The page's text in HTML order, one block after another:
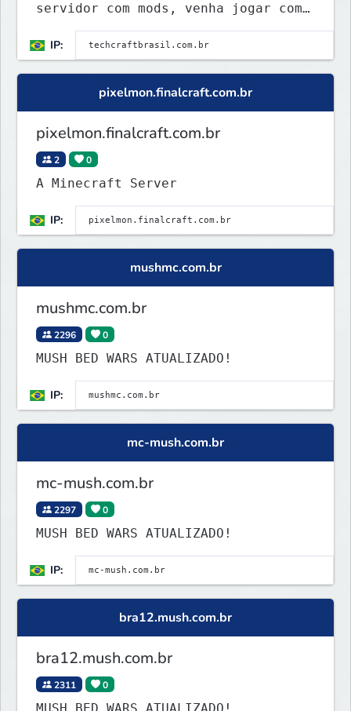
servidor com mods, venha jogar com
a gnt ★
IP:
pixelmon.finalcraft.com.br
pixelmon.finalcraft.com.br
2 0
A Minecraft Server
IP:
mushmc.com.br
mushmc.com.br
2296 0
MUSH BED WARS ATUALIZADO!
IP:
mc-mush.com.br
mc-mush.com.br
2297 0
MUSH BED WARS ATUALIZADO!
IP:
bra12.mush.com.br
bra12.mush.com.br
2311 0